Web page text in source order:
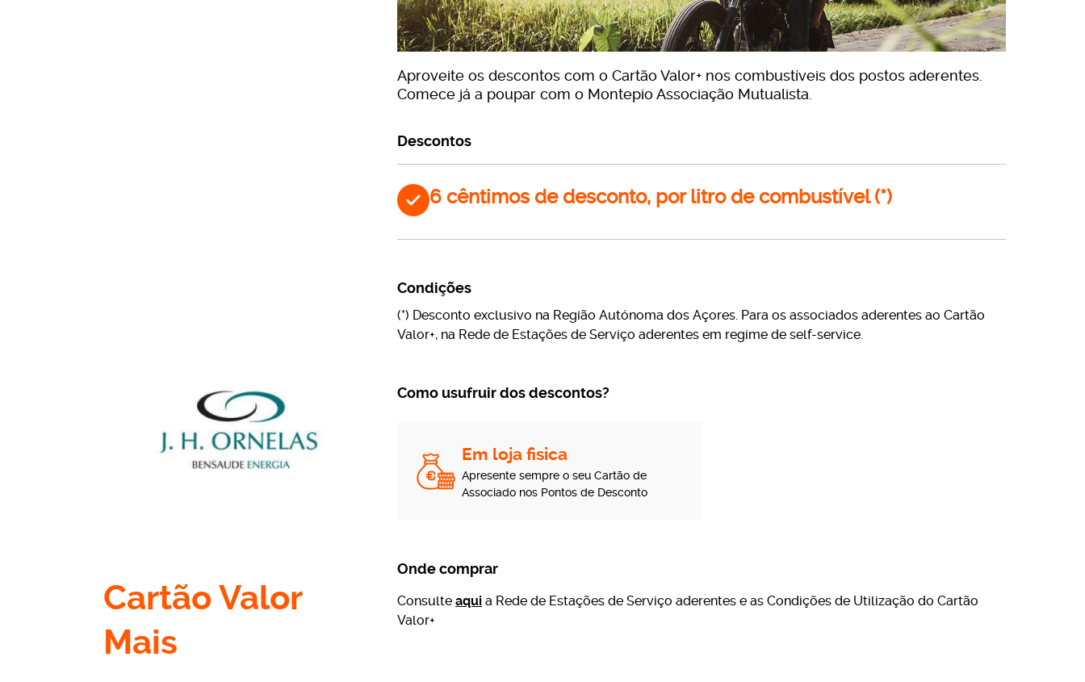
Cartão Valor
Mais
Aproveite os descontos com o Cartão Valor+ nos combustíveis dos postos aderentes.
Comece já a poupar com o Montepio Associação Mutualista.
Descontos
6 cêntimos de desconto, por litro de combustível (*)
Condições
(*) Desconto exclusivo na Região Autónoma dos Açores. Para os associados aderentes ao Cartão
Valor+, na Rede de Estações de Serviço aderentes em regime de self-service.
Como usufruir dos descontos?
Em loja fisica
Apresente sempre o seu Cartão de
Associado nos Pontos de Desconto
Onde comprar
Consulte aqui a Rede de Estações de Serviço aderentes e as Condições de Utilização do Cartão
Valor+